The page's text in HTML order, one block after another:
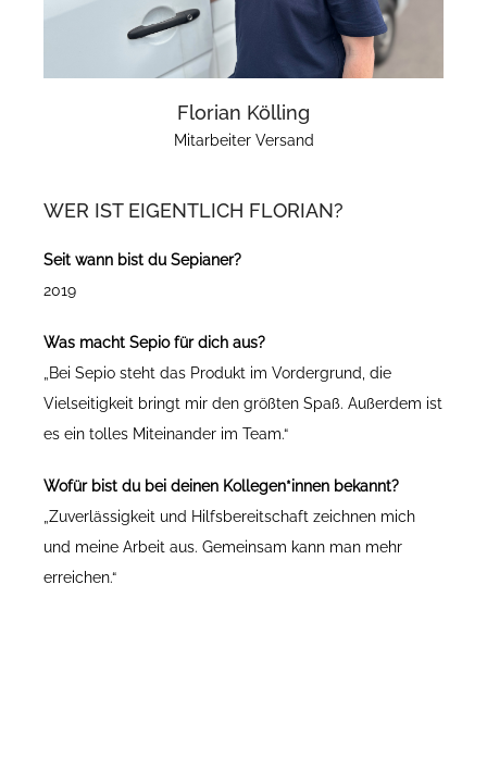
Florian Kölling
Mitarbeiter Versand
WER IST EIGENTLICH FLORIAN?
Seit wann bist du Sepianer?
2019
Was macht Sepio für dich aus?
„Bei Sepio steht das Produkt im Vordergrund, die
Vielseitigkeit bringt mir den größten Spaß. Außerdem ist
es ein tolles Miteinander im Team.“
Wofür bist du bei deinen Kollegen*innen bekannt?
„Zuverlässigkeit und Hilfsbereitschaft zeichnen mich
und meine Arbeit aus. Gemeinsam kann man mehr
erreichen.“